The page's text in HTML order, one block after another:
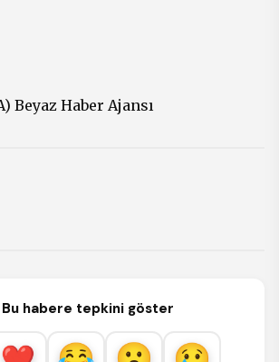
Beyaz Haber Ajansı
Bu habere tepkini göster